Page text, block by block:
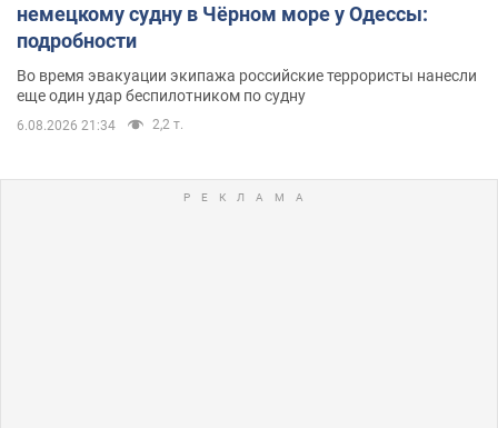
немецкому судну в Чёрном море у Одессы:
подробности
Во время эвакуации экипажа российские террористы нанесли
еще один удар беспилотником по судну
6.08.2026 21:34 2,2 т.